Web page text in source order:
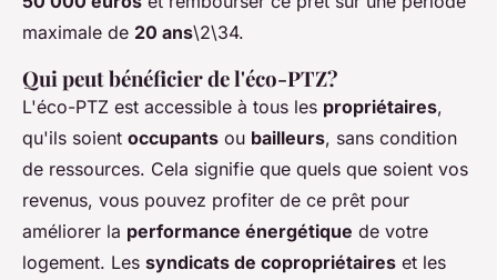
maximale de 20 ans\2\34.
Qui peut bénéficier de l'éco-PTZ?
L'éco-PTZ est accessible à tous les propriétaires,
qu'ils soient occupants ou bailleurs, sans condition
de ressources. Cela signifie que quels que soient vos
revenus, vous pouvez profiter de ce prêt pour
améliorer la performance énergétique de votre
logement. Les syndicats de copropriétaires et les